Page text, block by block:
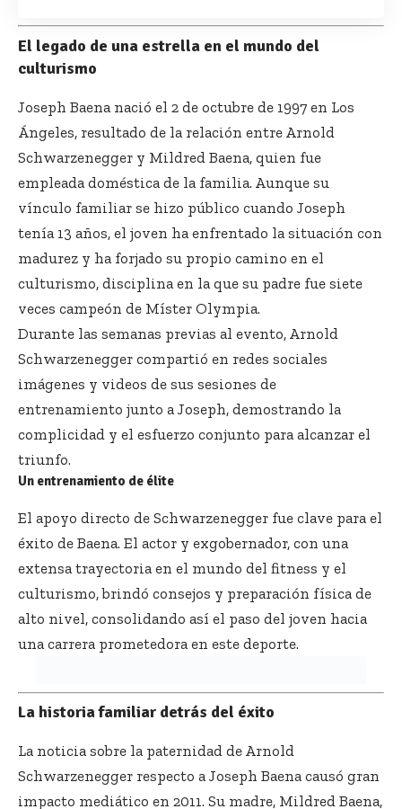
El legado de una estrella en el mundo del
culturismo
Joseph Baena nació el 2 de octubre de 1997 en Los
Ángeles, resultado de la relación entre Arnold
Schwarzenegger y Mildred Baena, quien fue
empleada doméstica de la familia. Aunque su
vínculo familiar se hizo público cuando Joseph
tenía 13 años, el joven ha enfrentado la situación con
madurez y ha forjado su propio camino en el
culturismo, disciplina en la que su padre fue siete
veces campeón de Míster Olympia.
Durante las semanas previas al evento, Arnold
Schwarzenegger compartió en redes sociales
imágenes y videos de sus sesiones de
entrenamiento junto a Joseph, demostrando la
complicidad y el esfuerzo conjunto para alcanzar el
triunfo.
Un entrenamiento de élite
El apoyo directo de Schwarzenegger fue clave para el
éxito de Baena. El actor y exgobernador, con una
extensa trayectoria en el mundo del fitness y el
culturismo, brindó consejos y preparación física de
alto nivel, consolidando así el paso del joven hacia
una carrera prometedora en este deporte.
La historia familiar detrás del éxito
La noticia sobre la paternidad de Arnold
Schwarzenegger respecto a Joseph Baena causó gran
impacto mediático en 2011. Su madre, Mildred Baena,